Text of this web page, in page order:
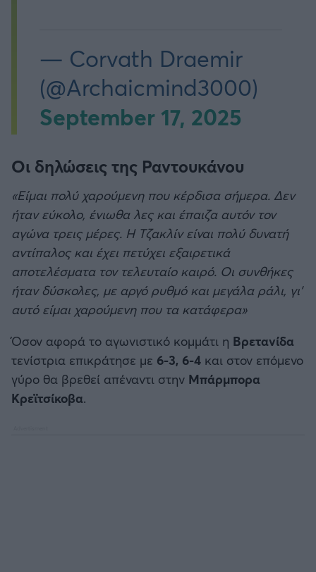
— Corvath Draemir
(@Archaicmind3000)
September 17, 2025
Οι δηλώσεις της Ραντουκάνου
«Είμαι πολύ χαρούμενη που κέρδισα σήμερα. Δεν
ήταν εύκολο, ένιωθα λες και έπαιζα αυτόν τον
αγώνα τρεις μέρες. Η Τζακλίν είναι πολύ δυνατή
αντίπαλος και έχει πετύχει εξαιρετικά
αποτελέσματα τον τελευταίο καιρό. Οι συνθήκες
ήταν δύσκολες, με αργό ρυθμό και μεγάλα ράλι, γι’
αυτό είμαι χαρούμενη που τα κατάφερα»
Όσον αφορά το αγωνιστικό κομμάτι η Βρετανίδα
τενίστρια επικράτησε με 6-3, 6-4 και στον επόμενο
γύρο θα βρεθεί απέναντι στην Μπάρμπορα
Κρεϊτσίκοβα.